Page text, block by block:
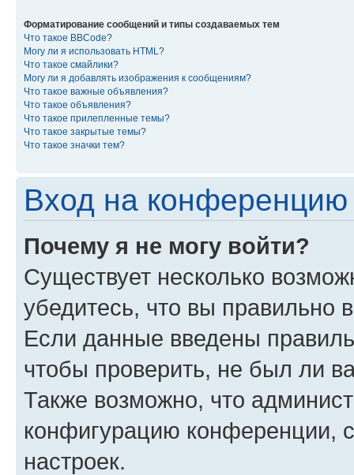
Форматирование сообщений и типы создаваемых тем
Что такое BBCode?
Могу ли я использовать HTML?
Что такое смайлики?
Могу ли я добавлять изображения к сообщениям?
Что такое важные объявления?
Что такое объявления?
Что такое прилепленные темы?
Что такое закрытые темы?
Что такое значки тем?
Вход на конференцию
Почему я не могу войти?
Существует несколько
убедитесь, что вы правильно
Если данные введены
чтобы проверить, не был ли
Также возможно, что
конфигурацию конференции,
настроек.